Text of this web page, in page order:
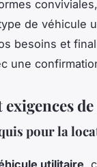
de véhicule
besoins et
une
pour la